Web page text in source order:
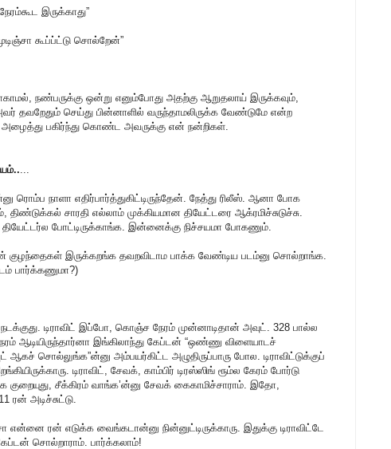
இருக்காது”
கூப்ப்ட்டு சொல்றேன்”
நண்பருக்கு ஒன்று எனும்போது அதற்கு ஆறுதலாய் இருக்கவும்,
தவறேதும் செய்து பின்னாளில் வருந்தாமலிருக்க வேண்டுமே என்ற
பகிர்ந்து கொண்ட அவருக்கு என் நன்றிகள்.
ரொம்ப நாளா எதிர்பார்த்துகிட்டிருந்தேன். நேத்து ரிலீஸ். ஆனா போக
திண்டுக்கல் சாரதி எல்லாம் முக்கியமான தியேட்டரை ஆக்ரமிச்சுடுச்சு.
தியேட்டர்ல போட்டிருக்காங்க. இன்னைக்கு நிச்சயமா போகணும்.
குழந்தைகள் இருக்கறங்க தவறவிடாம பாக்க வேண்டிய படம்னு சொல்றாங்க.
பார்க்கணுமா?)
டிராவிட் இப்போ, கொஞ்ச நேரம் முன்னாடிதான் அவுட். 328 பால்ல
ஆடியிருந்தார்னா இங்கிலாந்து கேப்டன் “ஒண்ணு விளையாடச்
சொல்லுங்க”ன்னு அம்பயர்கிட்ட அழுதிருப்பாரு போல. டிராவிட்டுக்குப்
டிராவிட், சேவக், காம்பிர் டிரஸ்ஸிங் ரூம்ல கேரம் போர்டு
சீக்கிரம் வாங்க’ன்னு சேவக் கைகாமிச்சாராம். இதோ,
அடிச்சுட்டு.
என்னை ரன் எடுக்க வைங்கடான்னு நின்னுட்டிருக்காரு. இதுக்கு டிராவிட்டே
சொல்றாராம். பார்க்கலாம்!